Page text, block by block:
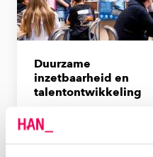
Duurzame
inzetbaarheid en
talentontwikkeling
Laat je inspireren op 5 juni
tijdens de netwerk- en
inspiratiesessie van de